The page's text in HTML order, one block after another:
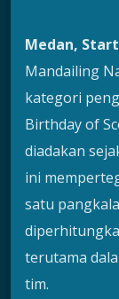
Medan,
Mandailing
kategori
Birthday of
diadakan
ini
satu
terutama
tim.